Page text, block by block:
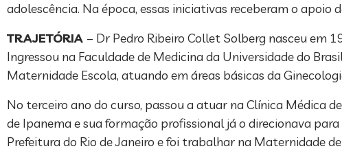
adolescência. Na época, essas iniciativas receberam o
TRAJETÓRIA – Dr Pedro Ribeiro Collet Solberg nasceu em
Ingressou na Faculdade de Medicina da Universidade do
Maternidade Escola, atuando em áreas básicas da
No terceiro ano do curso, passou a atuar na Clínica Médica
de Ipanema e sua formação profissional já o direcionava
Prefeitura do Rio de Janeiro e foi trabalhar na Maternidade